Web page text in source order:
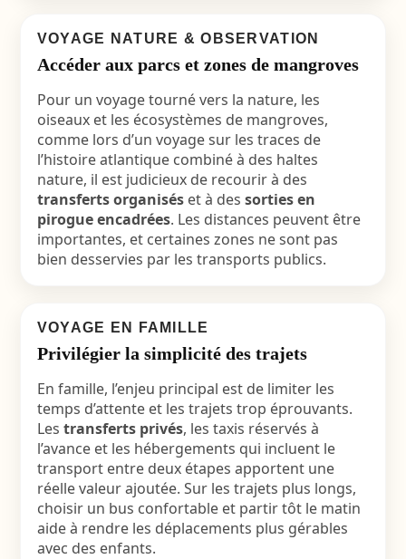
VOYAGE NATURE & OBSERVATION
Accéder aux parcs et zones de mangroves
Pour un voyage tourné vers la nature, les
oiseaux et les écosystèmes de mangroves,
comme lors d’un voyage sur les traces de
l’histoire atlantique combiné à des haltes
nature, il est judicieux de recourir à des
transferts organiséset à des sorties en
pirogue encadrées. Les distances peuvent être
importantes, et certaines zones ne sont pas
bien desservies par les transports publics.
VOYAGE EN FAMILLE
Privilégier la simplicité des trajets
En famille, l’enjeu principal est de limiter les
temps d’attente et les trajets trop éprouvants.
Les transferts privés, les taxis réservés à
l’avance et les hébergements qui incluent le
transport entre deux étapes apportent une
réelle valeur ajoutée. Sur les trajets plus longs,
choisir un bus confortable et partir tôt le matin
aide à rendre les déplacements plus gérables
avec des enfants.